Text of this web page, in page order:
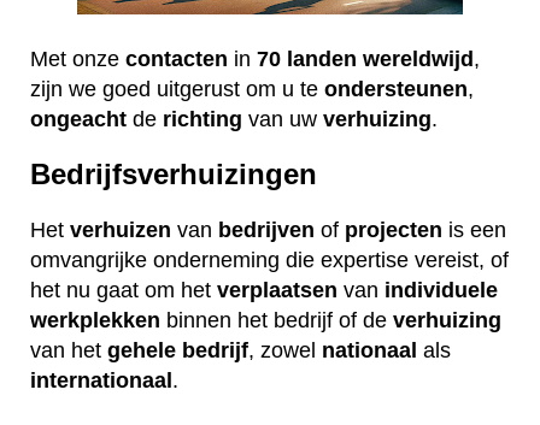
Met onze contacten in 70 landen wereldwijd,
zijn we goed uitgerust om u te ondersteunen,
ongeacht de richting van uw verhuizing.
Bedrijfsverhuizingen
Het verhuizen van bedrijven of projecten is een
omvangrijke onderneming die expertise vereist, of
het nu gaat om het verplaatsen van individuele
werkplekken binnen het bedrijf of de verhuizing
van het gehele bedrijf, zowel nationaal als
internationaal .